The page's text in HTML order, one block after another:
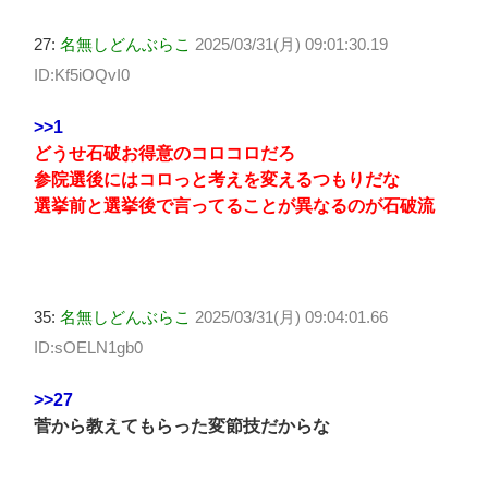
27: 名無しどんぶらこ 2025/03/31(月) 09:01:30.19
ID:Kf5iOQvI0
>>1
どうせ石破お得意のコロコロだろ
参院選後にはコロっと考えを変えるつもりだな
選挙前と選挙後で言ってることが異なるのが石破流
35: 名無しどんぶらこ 2025/03/31(月) 09:04:01.66
ID:sOELN1gb0
>>27
菅から教えてもらった変節技だからな